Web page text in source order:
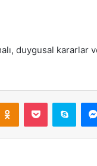
duygusal kararlar
Odnoklassniki
Pocket